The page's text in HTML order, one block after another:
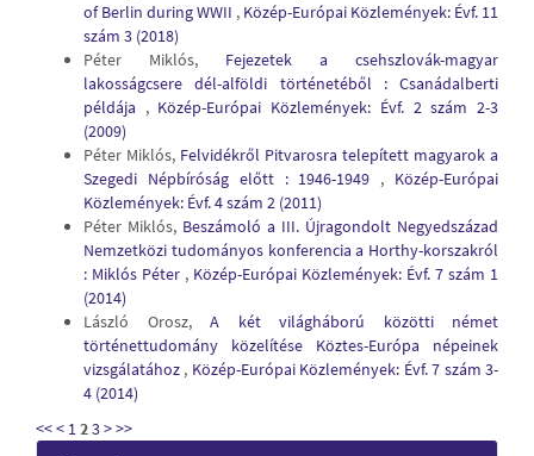
of Berlin during WWII , Közép-Európai Közlemények: Évf. 11
szám 3 (2018)
Péter Miklós, Fejezetek a csehszlovák-magyar
lakosságcsere dél-alföldi történetéből : Csanádalberti
példája , Közép-Európai Közlemények: Évf. 2 szám 2-3
(2009)
Péter Miklós, Felvidékről Pitvarosra telepített magyarok a
Szegedi Népbíróság előtt : 1946-1949 , Közép-Európai
Közlemények: Évf. 4 szám 2 (2011)
Péter Miklós, Beszámoló a III. Újragondolt Negyedszázad
Nemzetközi tudományos konferencia a Horthy-korszakról
: Miklós Péter , Közép-Európai Közlemények: Évf. 7 szám 1
(2014)
László Orosz, A két világháború közötti német
történettudomány közelítése Köztes-Európa népeinek
vizsgálatához , Közép-Európai Közlemények: Évf. 7 szám 3-
4 (2014)
<<< 123>>>